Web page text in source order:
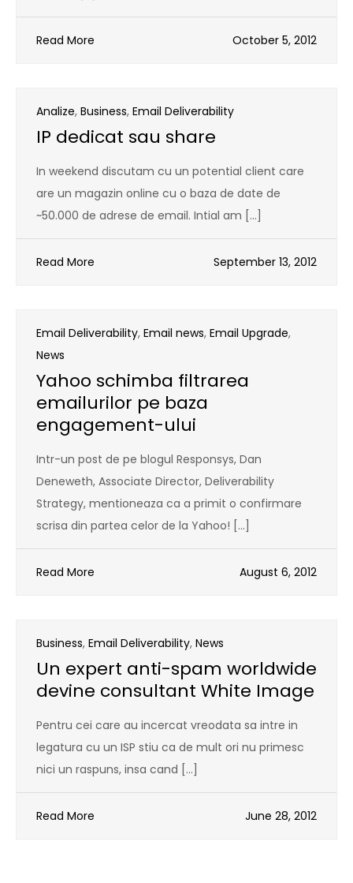
Read More October 5, 2012
Analize, Business, Email Deliverability
IP dedicat sau share
In weekend discutam cu un potential client care
are un magazin online cu o baza de date de
~50.000 de adrese de email. Intial am […]
Read More September 13, 2012
Email Deliverability, Email news, Email Upgrade,
News
Yahoo schimba filtrarea
emailurilor pe baza
engagement-ului
Intr-un post de pe blogul Responsys, Dan
Deneweth, Associate Director, Deliverability
Strategy, mentioneaza ca a primit o confirmare
scrisa din partea celor de la Yahoo! […]
Read More August 6, 2012
Business, Email Deliverability, News
Un expert anti-spam worldwide
devine consultant White Image
Pentru cei care au incercat vreodata sa intre in
legatura cu un ISP stiu ca de mult ori nu primesc
nici un raspuns, insa cand […]
Read More June 28, 2012